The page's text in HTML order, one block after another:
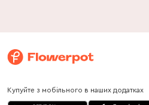
Купуйте з мобільного в наших додатках